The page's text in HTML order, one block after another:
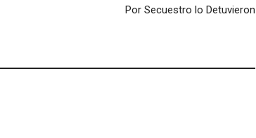
Por Secuestro lo Detuvieron